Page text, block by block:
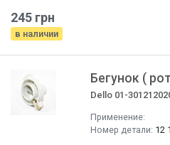
245 грн
в наличии
Бегунок (
Dello 01-
Применение:
Номер детали: 12